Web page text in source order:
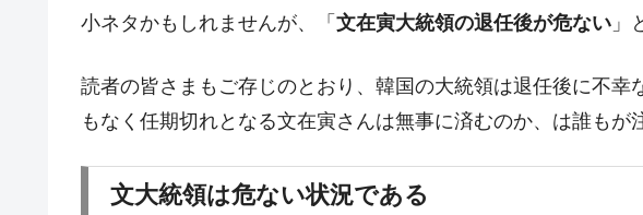
『Money1』 韓国･帰ってきた李在明。李在明を支持しない「50.5％」に
壟断
『Money1』 韓国･警察職員が「丸刈りになって抗議活動」
『Money1』 韓国製造業「半導体絶好調」のウラで他業種は全般的「不
小ネタかもしれませんが、「 文在寅大統領の退任後が危ない 」
読者の皆さまもご存じのとおり、韓国の大統領は退任後に不幸
もなく任期切れとなる文在寅さんは無事に済むのか、は誰もが
文大統領は危ない状況である